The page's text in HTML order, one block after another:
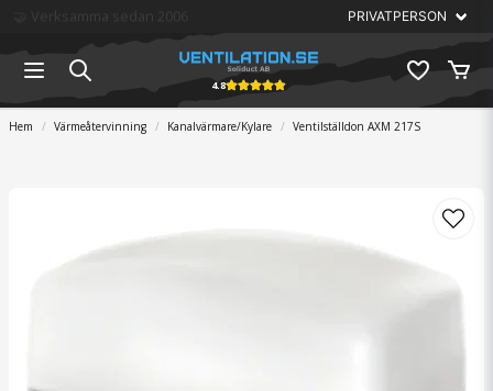
🏆 Störst på ventilation
4.8
Hem Värmeåtervinning Kanalvärmare/Kylare Ventilställdon AXM 217S